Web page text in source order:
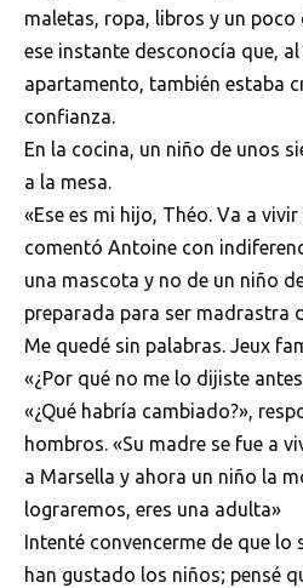
maletas, ropa, libros y un poco
ese instante desconocía que,
apartamento, también estaba
confianza.
En la cocina, un niño de unos
a la mesa.
«Ese es mi hijo, Théo. Va a
comentó Antoine con
una mascota y no de un niño
preparada para ser madrastra
Me quedé sin palabras. Jeux
«¿Por qué no me lo dijiste
«¿Qué habría cambiado?»,
hombros. «Su madre se fue a
a Marsella y ahora un niño la
lograremos, eres una adulta»
Intenté convencerme de que lo
han gustado los niños; pensé